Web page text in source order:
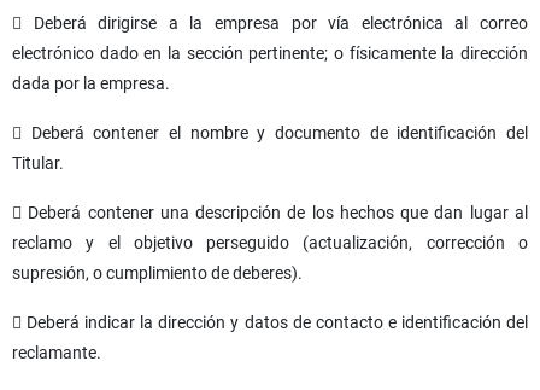
 Deberá dirigirse a la empresa por vía electrónica al correo
electrónico dado en la sección pertinente; o físicamente la dirección
dada por la empresa.
 Deberá contener el nombre y documento de identificación del
Titular.
 Deberá contener una descripción de los hechos que dan lugar al
reclamo y el objetivo perseguido (actualización, corrección o
supresión, o cumplimiento de deberes).
 Deberá indicar la dirección y datos de contacto e identificación del
reclamante.